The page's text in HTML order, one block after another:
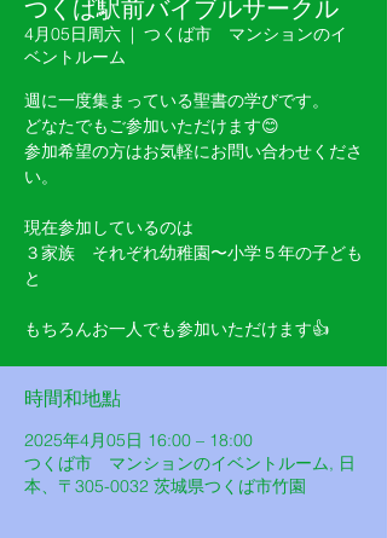
つくば駅前バイブルサークル
4月05日周六
  |
つくば市 マンションのイ
ベントルーム
週に一度集まっている聖書の学びです。
どなたでもご参加いただけます😊
参加希望の方はお気軽にお問い合わせくださ
い。
現在参加しているのは
３家族 それぞれ幼稚園〜小学５年の子ども
と
もちろんお一人でも参加いただけます👍
時間和地點
2025年4月05日 16:00 – 18:00
つくば市 マンションのイベントルーム, 日
本、〒305-0032 茨城県つくば市竹園